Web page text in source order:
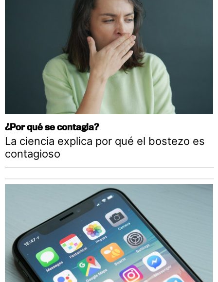
¿Por qué se contagia?
La ciencia explica por qué el bostezo es
contagioso